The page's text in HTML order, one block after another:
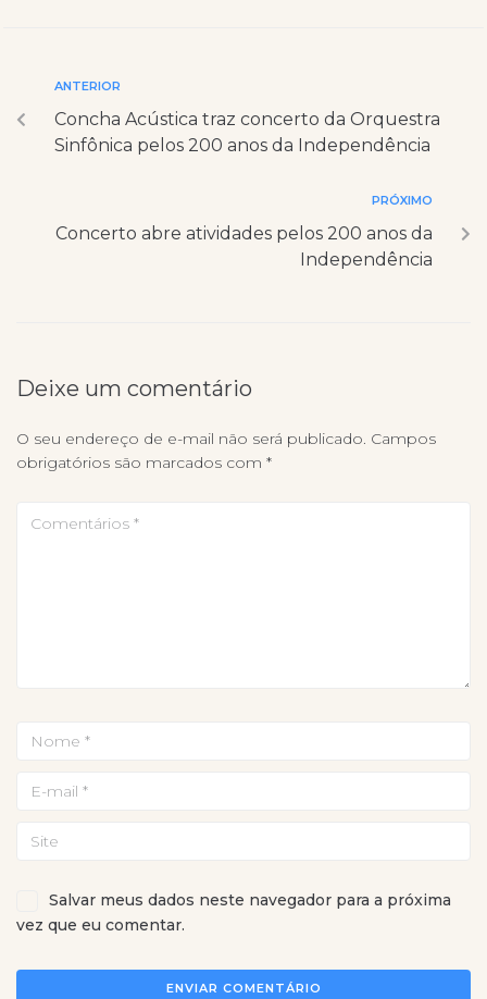
ANTERIOR
Concha Acústica traz concerto da Orquestra
Sinfônica pelos 200 anos da Independência
PRÓXIMO
Concerto abre atividades pelos 200 anos da
Independência
Deixe um comentário
O seu endereço de e-mail não será publicado. Campos
obrigatórios são marcados com *
Salvar meus dados neste navegador para a próxima
vez que eu comentar.